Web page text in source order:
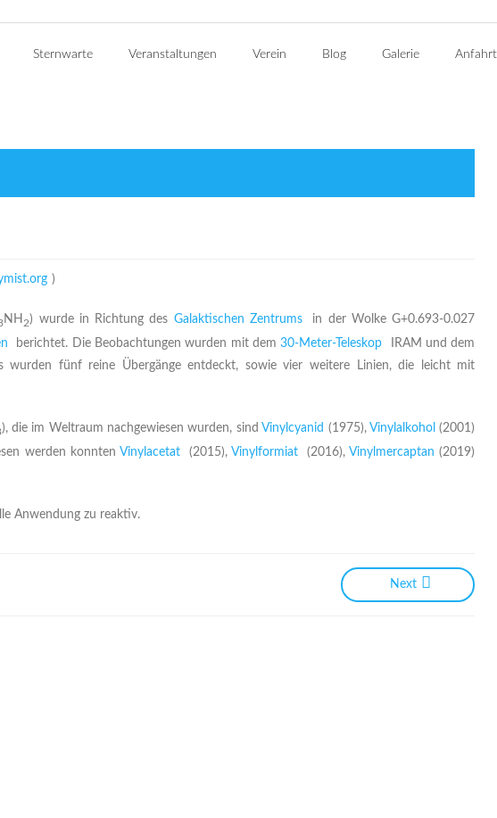
Sternwarte Veranstaltungen Verein Blog Galerie Anfahrt
)
NH 2) wurde in Richtung des Galaktischen Zentrums
in der Wolke G+0.693-0.027
berichtet. Die Beobachtungen wurden mit dem30-Meter-Teleskop
IRAM und dem
wurden fünf reine Übergänge entdeckt, sowie vier weitere Linien, die leicht mit
), die im Weltraum nachgewiesen wurden, sindVinylcyanid (1975), Vinylalkohol (2001)
werden konnten Vinylacetat (2015), Vinylformiat (2016),Vinylmercaptan (2019)
Anwendung zu reaktiv.
Next